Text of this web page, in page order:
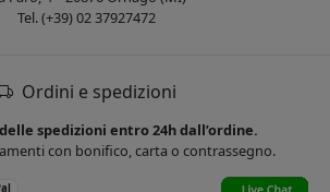
Tel. (+39) 02 37927472
Ordini e spedizioni
spedizioni entro 24h dall’ordine.
con bonifico, carta o contrassegno.